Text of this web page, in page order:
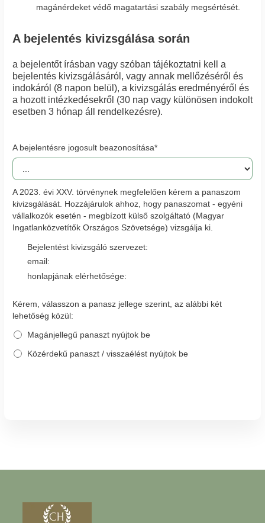
magánérdeket védő magatartási szabály megsértését.
A bejelentés kivizsgálása során
a bejelentőt írásban vagy szóban tájékoztatni kell a
bejelentés kivizsgálásáról, vagy annak mellőzéséről és
indokáról (8 napon belül), a kivizsgálás eredményéről és
a hozott intézkedésekről (30 nap vagy különösen indokolt
esetben 3 hónap áll rendelkezésre).
A bejelentésre jogosult beazonosítása*
A 2023. évi XXV. törvénynek megfelelően kérem a panaszom
kivizsgálását. Hozzájárulok ahhoz, hogy panaszomat - egyéni
vállalkozók esetén - megbízott külső szolgáltató (Magyar
Ingatlanközvetítők Országos Szövetsége) vizsgálja ki.
Bejelentést kivizsgáló szervezet:
email:
honlapjának elérhetősége:
Kérem, válasszon a panasz jellege szerint, az alábbi két
lehetőség közül:
Magánjellegű panaszt nyújtok be
Közérdekű panaszt / visszaélést nyújtok be